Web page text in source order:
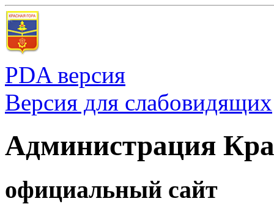
PDA версия
Версия для слабовидящих
Администрация
официальный сайт